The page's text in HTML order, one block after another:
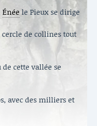
Énée le Pieux se dirige
de collines tout
cette vallée se
avec des milliers et